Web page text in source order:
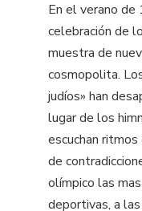
En el verano de
celebración de
muestra de
cosmopolita.
judíos» han
lugar de los
escuchan
de
olímpico las
deportivas, a